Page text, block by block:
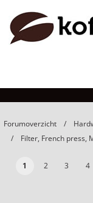
Filter,
Forumoverzicht
Filter, French press,
1 2 3 4